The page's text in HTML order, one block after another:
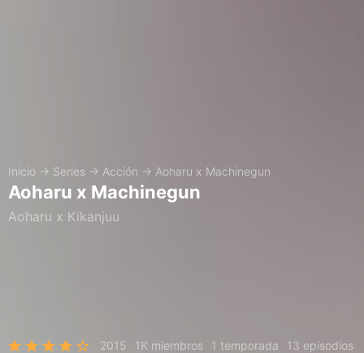
Inicio → Series → Acción → Aoharu x Machinegun
Aoharu x Machinegun
Aoharu x Kikanjuu
2015 1K miembros 1 temporada 13 episodios